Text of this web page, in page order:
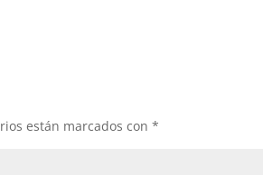
están marcados con*